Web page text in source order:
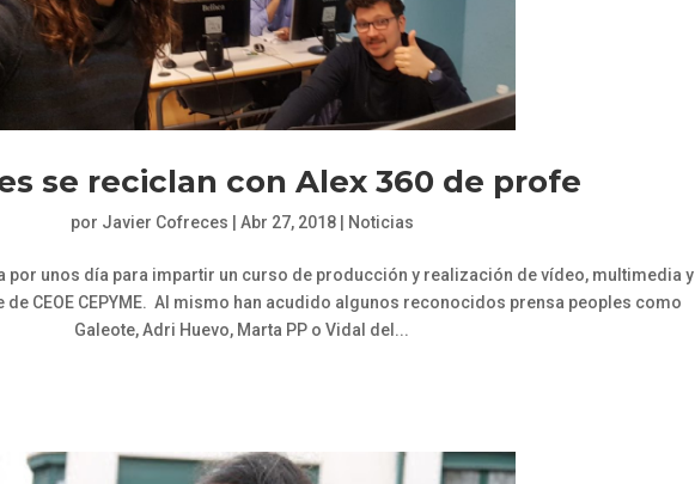
se reciclan con Alex 360 de profe
por Javier Cofreces Abr 27, 2018| Noticias
por unos día para impartir un curso de producción y realización de vídeo, multimedia y
CEOE CEPYME. Al mismo han acudido algunos reconocidos prensa peoples como
Galeote, Adri Huevo, Marta PP o Vidal del...